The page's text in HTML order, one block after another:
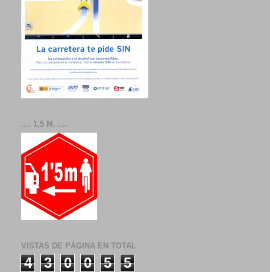
.... 1,5 M. ....
VISTAS DE PÁGINA EN TOTAL
4 3 0 0 5 5